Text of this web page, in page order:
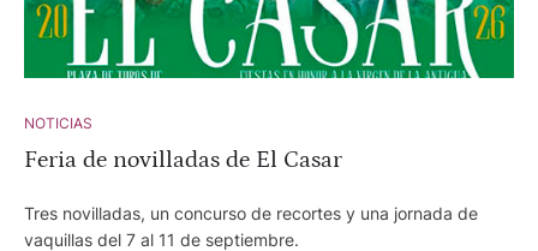
NOTICIAS
Feria de novilladas de El Casar
Tres novilladas, un concurso de recortes y una jornada de
vaquillas del 7 al 11 de septiembre.